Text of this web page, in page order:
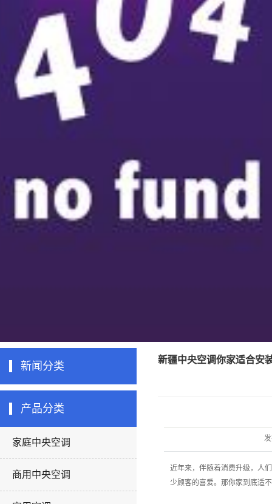
新闻分类
产品分类
家庭中央空调
商用中央空调
新疆中央空调你家适合安
近年来，伴随着消费升级，人
少顾客的喜爱。那你家到底适